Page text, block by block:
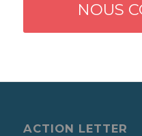
NOUS
ACTION LETTER